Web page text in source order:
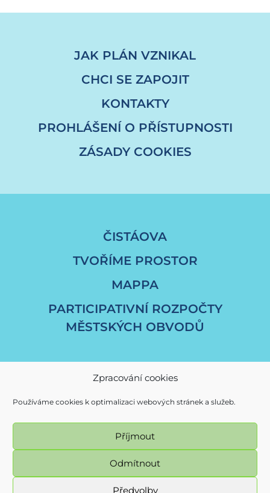
Zpracování cookies
Používáme cookies k optimalizaci webových stránek a služeb.
Příjmout
Odmítnout
Předvolby
JAK PLÁN VZNIKAL
CHCI SE ZAPOJIT
KONTAKTY
PROHLÁŠENÍ O PŘÍSTUPNOSTI
ZÁSADY COOKIES
ČISTÁOVA
TVOŘÍME PROSTOR
MAPPA
PARTICIPATIVNÍ ROZPOČTY
MĚSTSKÝCH OBVODŮ
© Magistrát města Ostravy / fajnOVA 2017 - 2026
Všechna práva vyhrazena - použití obsahu nebo jeho částí je
možné použe se souhlasem Magistrátu města Ostravy.